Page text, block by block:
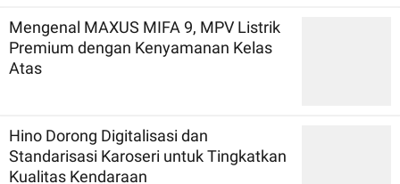
Mengenal MAXUS MIFA 9, MPV Listrik
Premium dengan Kenyamanan Kelas
Atas
Hino Dorong Digitalisasi dan
Standarisasi Karoseri untuk Tingkatkan
Kualitas Kendaraan